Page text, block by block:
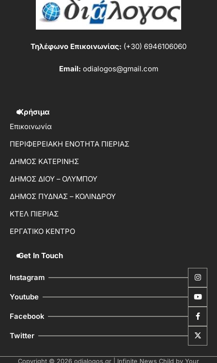
Τηλέφωνο Επικοινωνίας: (+30) 6946106060
Email: odialogos@gmail.com
Χρήσιμα
Επικοινωνία
ΠΕΡΙΦΕΡΕΙΑΚΗ ΕΝΟΤΗΤΑ ΠΙΕΡΙΑΣ
ΔΗΜΟΣ ΚΑΤΕΡΙΝΗΣ
ΔΗΜΟΣ ΔΙΟΥ – ΟΛΥΜΠΟΥ
ΔΗΜΟΣ ΠΥΔΝΑΣ – ΚΟΛΙΝΔΡΟΥ
ΚΤΕΛ ΠΙΕΡΙΑΣ
ΕΡΓΑΤΙΚΟ ΚΕΝΤΡΟ
Get In Touch
Instagram
Youtube
Facebook
Twitter
Copyright © 2026 odialogos.gr | Infinite News Child by Your